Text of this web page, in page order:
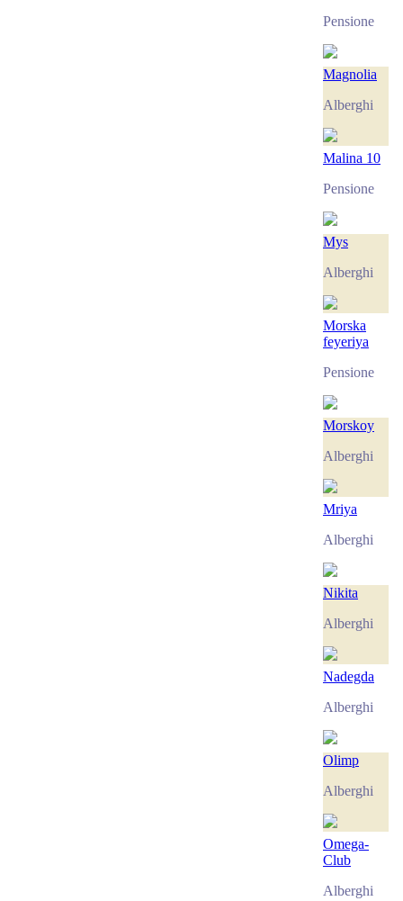
Pensione
Magnolia
Alberghi
Malina 10
Pensione
Mys
Alberghi
Morska
feyeriya
Pensione
Morskoy
Alberghi
Mriya
Alberghi
Nikita
Alberghi
Nadegda
Alberghi
Olimp
Alberghi
Omega-
Club
Alberghi